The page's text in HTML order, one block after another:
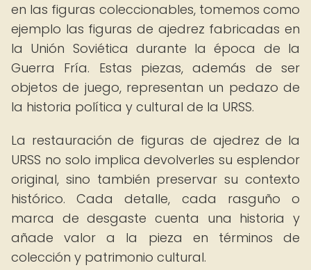
en las figuras coleccionables, tomemos como
ejemplo las figuras de ajedrez fabricadas en
la Unión Soviética durante la época de la
Guerra Fría. Estas piezas, además de ser
objetos de juego, representan un pedazo de
la historia política y cultural de la URSS.
La restauración de figuras de ajedrez de la
URSS no solo implica devolverles su esplendor
original, sino también preservar su contexto
histórico. Cada detalle, cada rasguño o
marca de desgaste cuenta una historia y
añade valor a la pieza en términos de
colección y patrimonio cultural.